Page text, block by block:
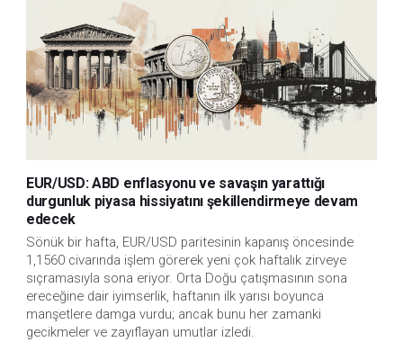
EUR/USD: ABD enflasyonu ve savaşın yarattığı
durgunluk piyasa hissiyatını şekillendirmeye devam
edecek
Sönük bir hafta, EUR/USD paritesinin kapanış öncesinde
1,1560 civarında işlem görerek yeni çok haftalık zirveye
sıçramasıyla sona eriyor. Orta Doğu çatışmasının sona
ereceğine dair iyimserlik, haftanın ilk yarısı boyunca
manşetlere damga vurdu; ancak bunu her zamanki
gecikmeler ve zayıflayan umutlar izledi.